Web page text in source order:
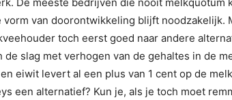
vorm van doorontwikkeling blijft noodzakelijk.
toch eerst goed naar andere
de slag met verhogen van de gehaltes in de
eiwit levert al een plus van 1 cent op de
een alternatief? Kun je, als je toch moet